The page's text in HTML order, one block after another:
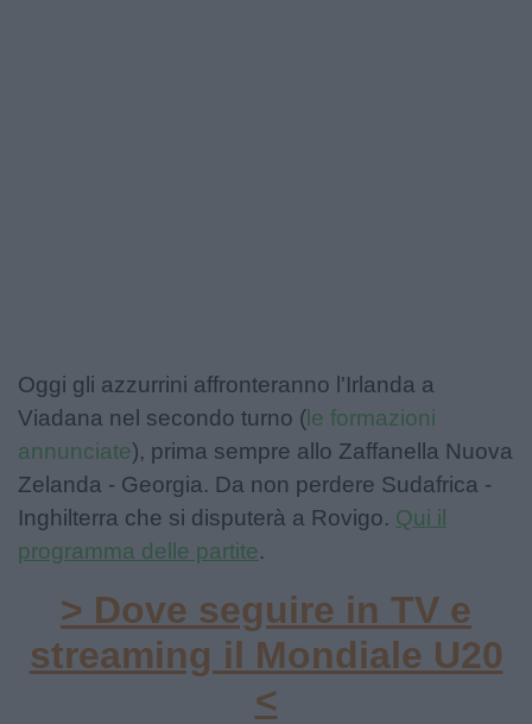
Oggi gli azzurrini affronteranno l'Irlanda a
Viadana nel secondo turno ( le formazioni
annunciate), prima sempre allo Zaffanella Nuova
Zelanda - Georgia. Da non perdere Sudafrica -
Inghilterra che si disputerà a Rovigo. Qui il
programma delle partite.
> Dove seguire in TV e
streaming il Mondiale U20
<